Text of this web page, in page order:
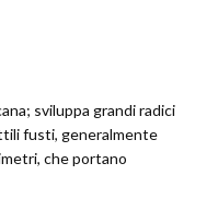
sviluppa grandi radici
fusti, generalmente
che portano